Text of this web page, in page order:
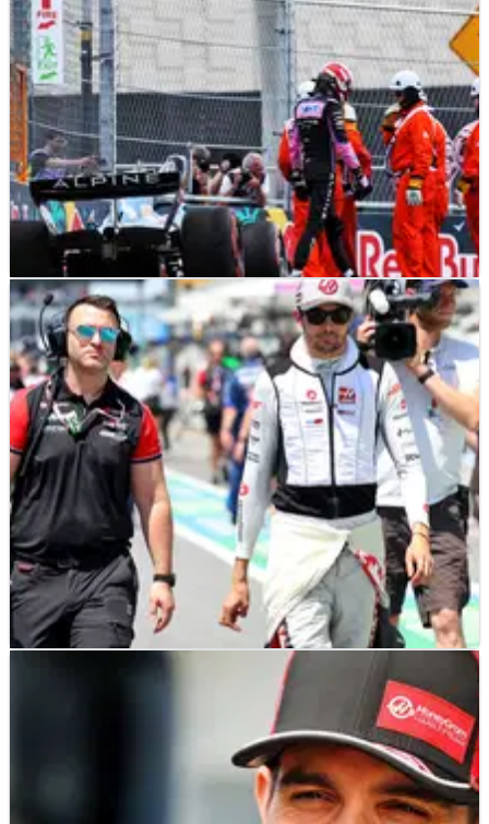
F1 NEWS 13/10/25
Esteban Ocon Ceritakan Dampak Mengerikan
dari Insiden Miami 2022
23/06/25
Ocon Tidak Senang Melihat Kesulitan Alpine